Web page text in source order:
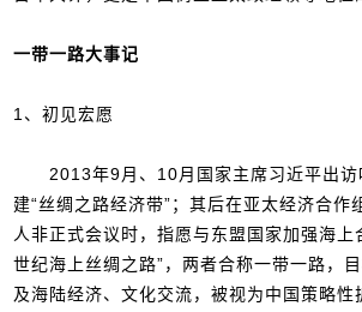
一带一路大事记
1、初见宏愿
2013年9月、10月国家主席习近平出访
建“丝绸之路经济带”；其后在亚太经济合作
人非正式会议时，指愿与东盟国家加强海上
世纪海上丝绸之路”，两者合称一带一路，
及海陆经济、文化交流，被视为中国策略性